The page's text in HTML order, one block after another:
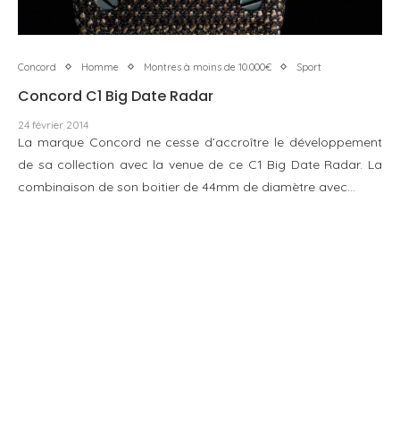
Concord Homme Montres à moins de 10.000€ Sport
Concord C1 Big Date Radar
24 février 2014
La marque Concord ne cesse d’accroître le développement
de sa collection avec la venue de ce C1 Big Date Radar. La
combinaison de son boitier de 44mm de diamètre avec…